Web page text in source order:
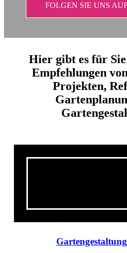
FOLGEN SIE UNS
Hier gibt es für
Empfehlungen
Projekten,